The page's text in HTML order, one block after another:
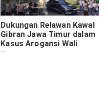
Dukungan Relawan Kawal
Gibran Jawa Timur dalam
Kasus Arogansi Wali
Murid di Surabaya